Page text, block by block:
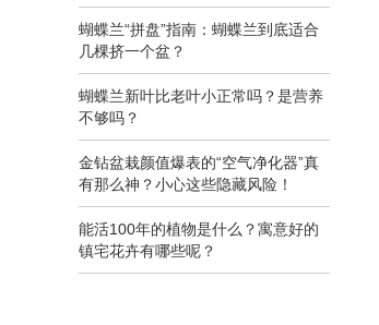
蝴蝶兰“拼盘”指南：蝴蝶兰到底适合
几棵挤一个盆？
蝴蝶兰新叶比老叶小正常吗？是营养
不够吗？
金钻盆栽颜值爆表的“空气净化器”真
有那么神？小心这些隐藏风险！
能活100年的植物是什么？寓意好的
镇宅花卉有哪些呢？